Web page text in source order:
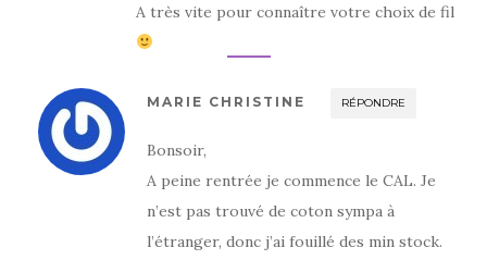
A très vite pour connaître votre choix de fil
MARIE CHRISTINE RÉPONDRE
Bonsoir,
A peine rentrée je commence le CAL. Je
n’est pas trouvé de coton sympa à
l’étranger, donc j’ai fouillé des min stock.